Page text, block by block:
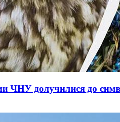
ЧНУ долучилися до